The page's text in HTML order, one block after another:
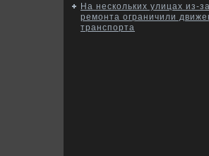
На нескольких улицах из-за
ремонта ограничили
транспорта